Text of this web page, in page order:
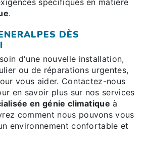
spécifiques en matière
.
DÈS
d'une nouvelle installation,
ou de réparations urgentes,
vous aider. Contactez-nous
en savoir plus sur nos services
en génie climatique à
comment nous pouvons vous
environnement confortable et